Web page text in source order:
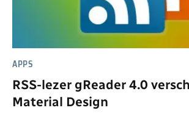
APPS
RSS-lezer gReader 4.0
Material Design